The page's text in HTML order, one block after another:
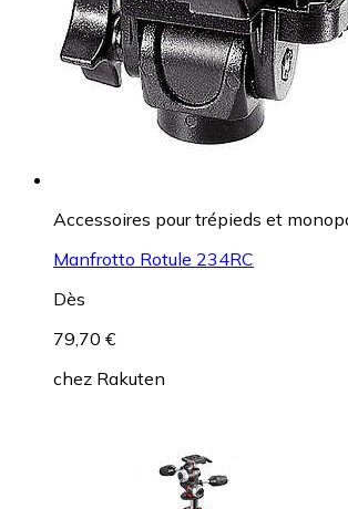
Accessoires pour trépieds et
Manfrotto Rotule 234RC
Dès
79,70 €
chez Rakuten